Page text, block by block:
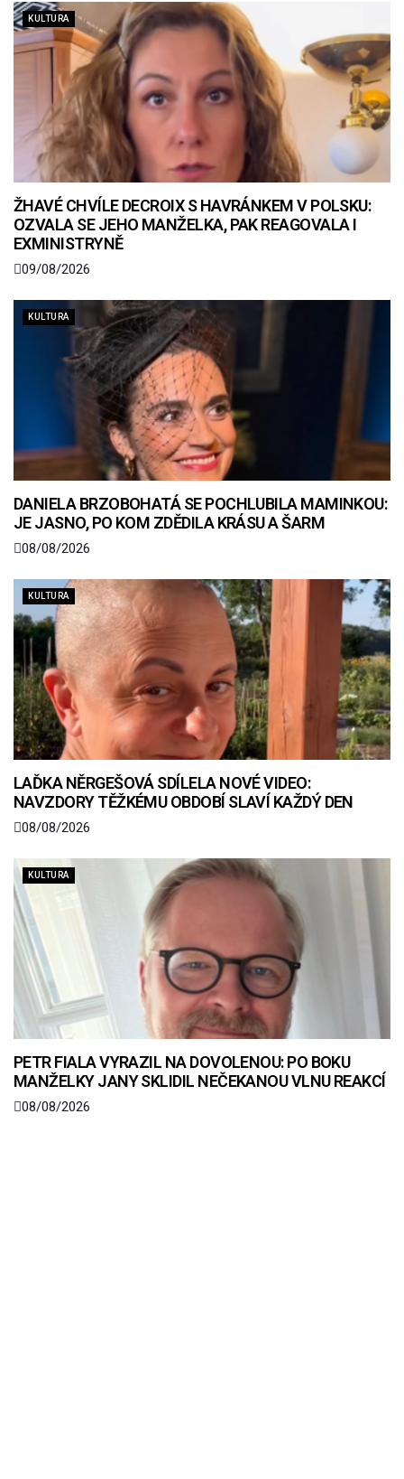
KULTURA
ŽHAVÉ CHVÍLE DECROIX S HAVRÁNKEM V POLSKU:
OZVALA SE JEHO MANŽELKA, PAK REAGOVALA I
EXMINISTRYNĚ
09/08/2026
KULTURA
DANIELA BRZOBOHATÁ SE POCHLUBILA MAMINKOU:
JE JASNO, PO KOM ZDĚDILA KRÁSU A ŠARM
08/08/2026
KULTURA
LAĎKA NĚRGEŠOVÁ SDÍLELA NOVÉ VIDEO:
NAVZDORY TĚŽKÉMU OBDOBÍ SLAVÍ KAŽDÝ DEN
08/08/2026
KULTURA
PETR FIALA VYRAZIL NA DOVOLENOU: PO BOKU
MANŽELKY JANY SKLIDIL NEČEKANOU VLNU REAKCÍ
08/08/2026